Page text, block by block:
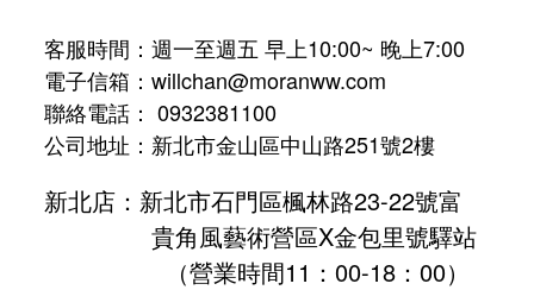
客服時間：週一至週五 早上10:00~ 晚上7:00
電子信箱：willchan@moranww.com
聯絡電話： 0932381100
公司地址：新北市金山區中山路251號2樓
新北店：新北市石門區楓林路23-22號富
貴角風藝術營區X金包里號驛站
（營業時間11：00-18：00）